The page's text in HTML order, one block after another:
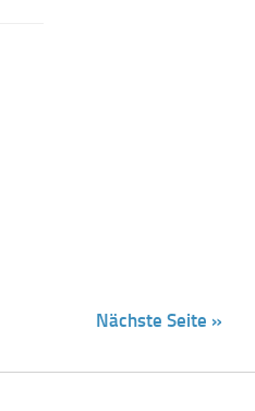
Nächste Seite »